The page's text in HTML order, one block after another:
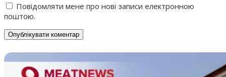
Повідомляти мене про нові записи електронною
поштою.